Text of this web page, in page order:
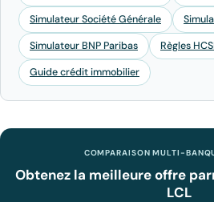
Simulateur Société Générale
Simulateur BNP Paribas Règles
Guide crédit immobilier
COMPARAISON MULTI-
Obtenez la meilleure offre
LCL